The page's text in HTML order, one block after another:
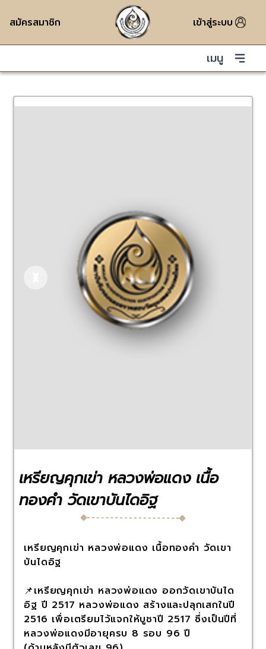
สมัครสมาชิก เข้าสู่ระบบ
เมนู
เหรียญคุกเข่า หลวงพ่อแดง เนื้อ
ทองคำ วัดเขาบันไดอิฐ
เหรียญคุกเข่า หลวงพ่อแดง เนื้อทองคำ วัดเขา
บันไดอิฐ
📌เหรียญคุกเข่า หลวงพ่อแดง ออกวัดเขาบันได
อิฐ ปี 2517 หลวงพ่อแดง สร้างและปลุกเสกในปี
2516 เพื่อเตรียมไว้แจกให้บูชาปี 2517 ซึ่งเป็นปีที่
หลวงพ่อแดงมีอายุครบ 8 รอบ 96 ปี